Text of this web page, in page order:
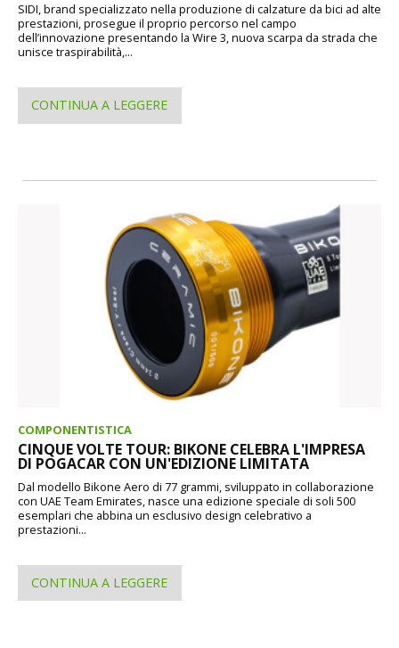
SIDI, brand specializzato nella produzione di calzature da bici ad alte
prestazioni, prosegue il proprio percorso nel campo
dell’innovazione presentando la Wire 3, nuova scarpa da strada che
unisce traspirabilità,...
CONTINUA A LEGGERE
COMPONENTISTICA
CINQUE VOLTE TOUR: BIKONE CELEBRA L'IMPRESA
DI POGACAR CON UN'EDIZIONE LIMITATA
Dal modello Bikone Aero di 77 grammi, sviluppato in collaborazione
con UAE Team Emirates, nasce una edizione speciale di soli 500
esemplari che abbina un esclusivo design celebrativo a
prestazioni...
CONTINUA A LEGGERE